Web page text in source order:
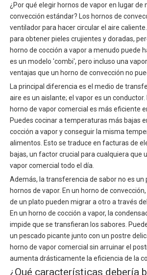
¿Por qué elegir hornos de vapor en lugar de
convección estándar? Los hornos de
ventilador para hacer circular el aire
para obtener pieles crujientes y doradas,
horno de cocción a vapor a menudo puede
es un modelo 'combi', pero incluso una
ventajas que un horno de convección no
La principal diferencia es el medio de
aire es un aislante; el vapor es un
horno de vapor comercial es más eficiente
Puedes cocinar a temperaturas más bajas
cocción a vapor y conseguir la misma
alimentos. Esto se traduce en facturas de
bajas, un factor crucial para cualquiera que
vapor comercial todo el día.
Además, la transferencia de sabor no es un
hornos de vapor. En un horno de
de un plato pueden migrar a otro a través
En un horno de cocción a vapor, la
impide que se transfieran los sabores.
un pescado picante junto con un postre
horno de vapor comercial sin arruinar el
aumenta drásticamente la eficiencia de la
¿Qué características debería